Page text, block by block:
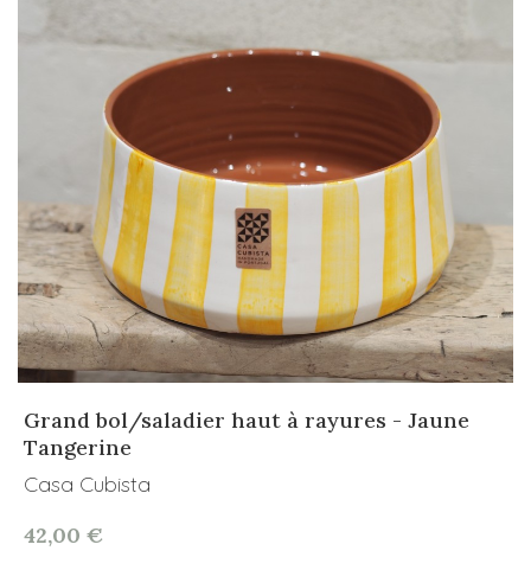
Grand bol/saladier haut à rayures - Jaune
Tangerine
Casa Cubista
42,00 €